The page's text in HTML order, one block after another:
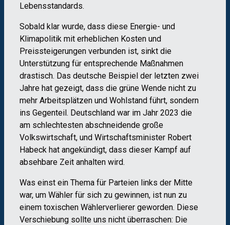
Lebensstandards.
Sobald klar wurde, dass diese Energie- und
Klimapolitik mit erheblichen Kosten und
Preissteigerungen verbunden ist, sinkt die
Unterstützung für entsprechende Maßnahmen
drastisch. Das deutsche Beispiel der letzten zwei
Jahre hat gezeigt, dass die grüne Wende nicht zu
mehr Arbeitsplätzen und Wohlstand führt, sondern
ins Gegenteil. Deutschland war im Jahr 2023 die
am schlechtesten abschneidende große
Volkswirtschaft, und Wirtschaftsminister Robert
Habeck hat angekündigt, dass dieser Kampf auf
absehbare Zeit anhalten wird.
Was einst ein Thema für Parteien links der Mitte
war, um Wähler für sich zu gewinnen, ist nun zu
einem toxischen Wählerverlierer geworden. Diese
Verschiebung sollte uns nicht überraschen: Die